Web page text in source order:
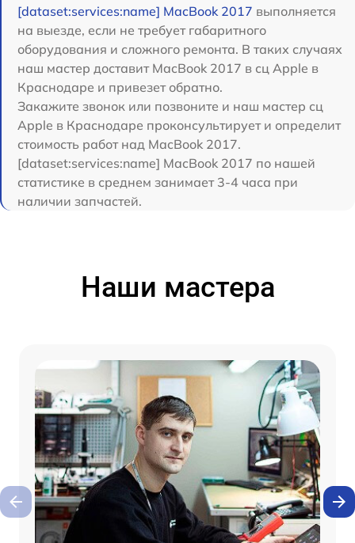
[dataset:services:name] MacBook 2017 выполняется
на выезде, если не требует габаритного
оборудования и сложного ремонта. В таких случаях
наш мастер доставит MacBook 2017 в сц Apple в
Краснодаре и привезет обратно.
Закажите звонок или позвоните и наш мастер сц
Apple в Краснодаре проконсультирует и определит
стоимость работ над MacBook 2017.
[dataset:services:name] MacBook 2017 по нашей
статистике в среднем занимает 3-4 часа при
наличии запчастей.
Наши мастера